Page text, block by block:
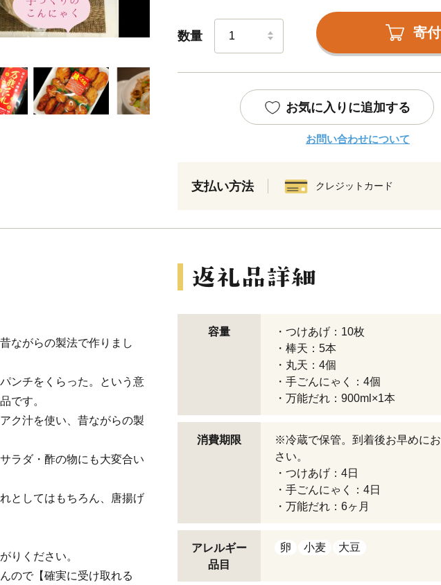
数量 寄
お気に入りに追加する
お問い合わせについて
支払い方法 クレジットカード
ながらの製法で作りまし
ンチをくらった。という意
です。
ク汁を使い、昔ながらの製
ラダ・酢の物にも大変合い
としてはもちろん、唐揚げ
りください。
ので【確実に受け取れる
容量
・つけあげ：10枚
・棒天：5本
・丸天：4個
・手ごんにゃく：4個
・万能だれ：900ml×1本
消費期限
※冷蔵で保管。到着後お早めに
さい。
・つけあげ：4日
・手ごんにゃく：4日
・万能だれ：6ヶ月
アレルギー
品目
卵 小麦 大豆